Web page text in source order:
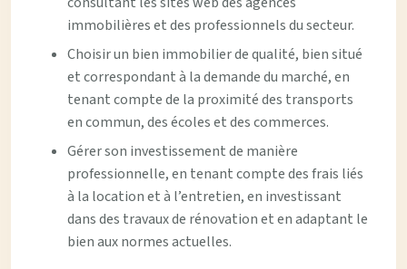
immobilières et des professionnels du secteur.
Choisir un bien immobilier de qualité, bien situé
et correspondant à la demande du marché, en
tenant compte de la proximité des transports
en commun, des écoles et des commerces.
Gérer son investissement de manière
professionnelle, en tenant compte des frais liés
à la location et à l’entretien, en investissant
dans des travaux de rénovation et en adaptant le
bien aux normes actuelles.